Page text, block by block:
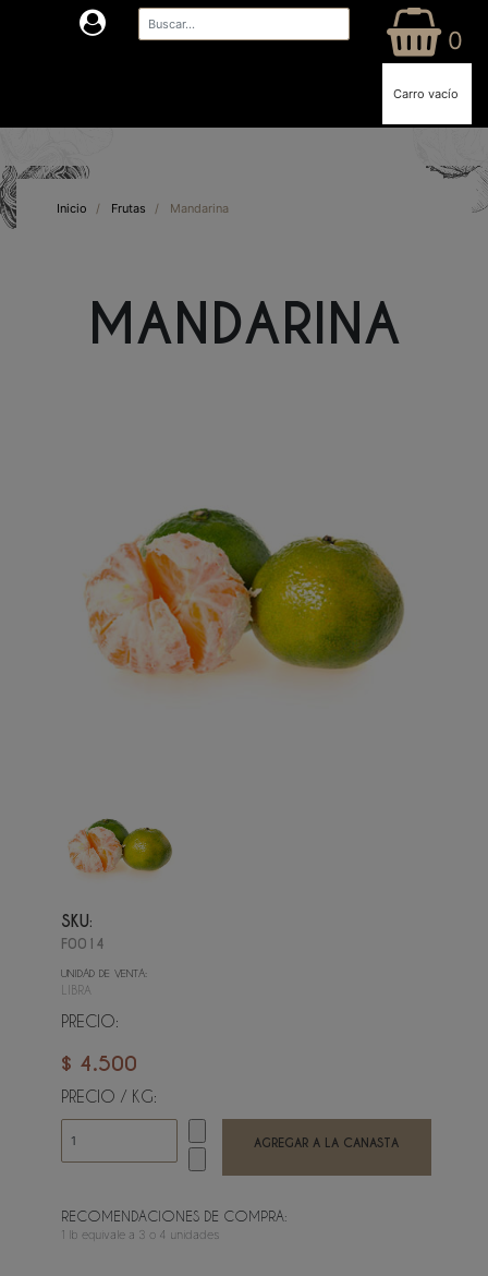
0
Carro vacío
Inicio / Frutas / Mandarina
MANDARINA
SKU:
F0014
UNIDAD DE VENTA:
LIBRA
PRECIO:
$ 4.500
PRECIO / KG:
RECOMENDACIONES DE COMPRA:
1 lb equivale a 3 o 4 unidades